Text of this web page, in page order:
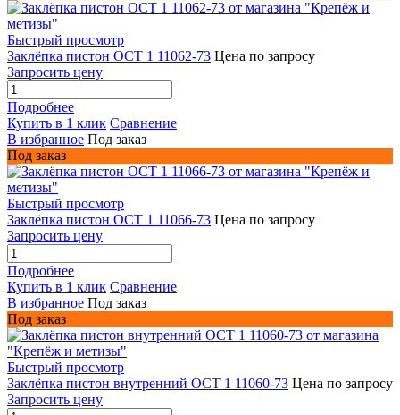
Быстрый просмотр
Заклёпка пистон ОСТ 1 11062-73 Цена по запросу
Запросить цену
Подробнее
Купить в 1 клик Сравнение
В избранное Под заказ
Под заказ
Быстрый просмотр
Заклёпка пистон ОСТ 1 11066-73 Цена по запросу
Запросить цену
Подробнее
Купить в 1 клик Сравнение
В избранное Под заказ
Под заказ
Быстрый просмотр
Заклёпка пистон внутренний ОСТ 1 11060-73 Цена по запросу
Запросить цену